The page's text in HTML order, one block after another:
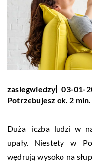
zasiegwiedzy
03-01-
Potrzebujesz ok. 2
Duża liczba ludzi w
upały. Niestety w
wędrują wysoko na